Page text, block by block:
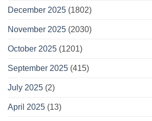
December 2025 (1802)
November 2025 (2030)
October 2025 (1201)
September 2025 (415)
July 2025 (2)
April 2025 (13)